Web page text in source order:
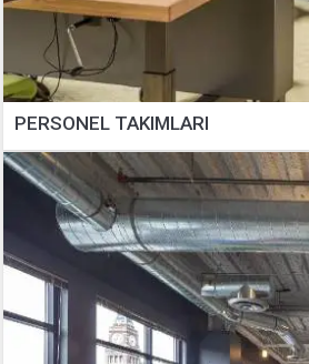
PERSONEL TAKIMLARI